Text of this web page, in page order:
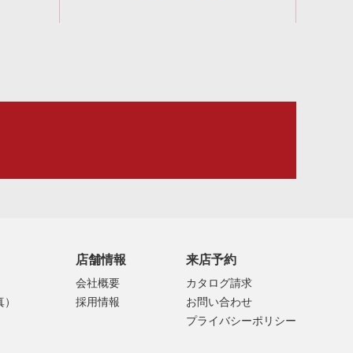
店舗情報
会社概要
採用情報
来店予約
カタログ請求
お問い合わせ
プライバシーポリシー